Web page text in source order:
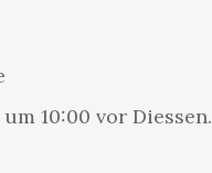
10:00 vor Diessen.